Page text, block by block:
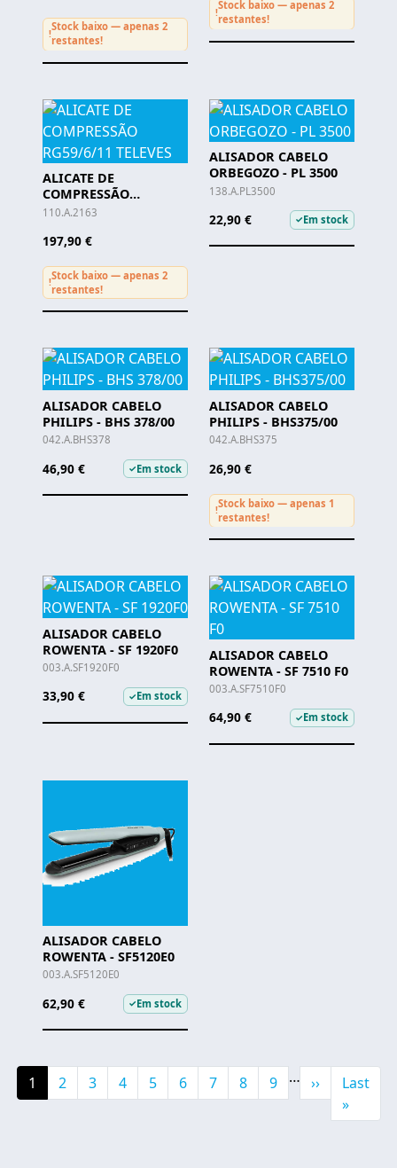
!
Stock baixo — apenas 2
restantes!
!
Stock baixo — apenas 2
restantes!
ALICATE DE
COMPRESSÃO
RG59/6/11 TELEVES
110.A.2163
197,90 €
!
Stock baixo — apenas 2
restantes!
ALISADOR CABELO
ORBEGOZO - PL 3500
138.A.PL3500
22,90 € ✓Em stock
ALISADOR CABELO
PHILIPS - BHS 378/00
042.A.BHS378
46,90 € ✓Em stock
ALISADOR CABELO
PHILIPS - BHS375/00
042.A.BHS375
26,90 €
!
Stock baixo — apenas 1
restantes!
ALISADOR CABELO
ROWENTA - SF 1920F0
003.A.SF1920F0
33,90 € ✓Em stock
ALISADOR CABELO
ROWENTA - SF 7510 F0
003.A.SF7510F0
64,90 € ✓Em stock
ALISADOR CABELO
ROWENTA - SF5120E0
003.A.SF5120E0
62,90 € ✓Em stock
Pagination
Current page
1 Page
2 Page
3 Page
4 Page
5 Page
6 Page
7 Page
8 Page
9 … Next page
›› Última
Last
»